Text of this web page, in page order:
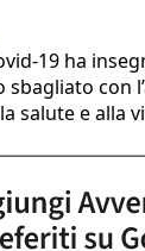
19 ha
con
salute e alla